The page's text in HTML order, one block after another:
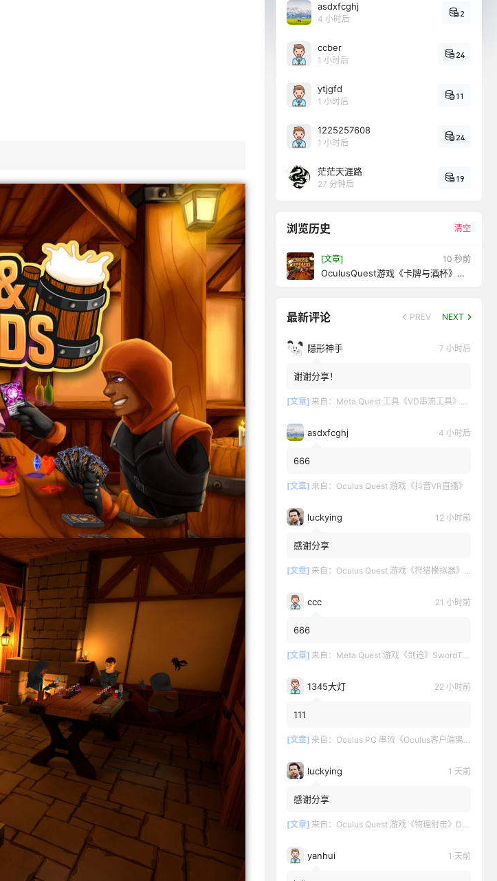
asdxfcghj
4 小时后
2
ccber
1 小时后
24
ytjgfd
1 小时后
11
1225257608
1 小时后
24
茫茫天涯路
27 分钟后
19
浏览历史 清空
[文章] 13 秒前
OculusQuest游戏《卡牌与酒杯》
最新评论 PREV NEXT
隱形神手 7 小时后
谢谢分享！
[文章] 来自： Meta Quest 工具《VD串流工具》Virtual Desktop 破解版
asdxfcghj 4 小时后
666
[文章] 来自： Oculus Quest 游戏《抖音VR直播》
luckying 12 小时前
感谢分享
[文章] 来自： Oculus Quest 游戏《狩猎模拟器》Hunting Simulator
ccc 21 小时前
666
[文章] 来自： Meta Quest 游戏《剑途》SwordTrip
1345大灯 22 小时前
111
[文章] 来自： Oculus PC 串流《Oculus客户端离线版》最新版下载
luckying 1 天前
感谢分享
[文章] 来自： Oculus Quest 游戏《物理射击》DOWNSHOT
yanhui 1 天前